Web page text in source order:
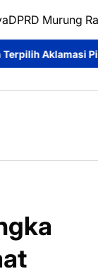
DPRD Murung
Perempuan